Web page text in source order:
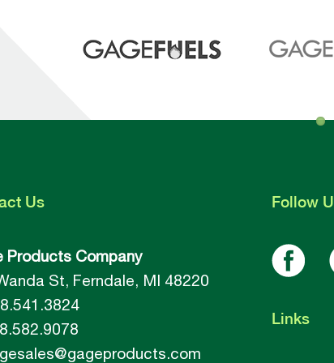
Us
Products Company
St, Ferndale, MI 48220
Follow
Links